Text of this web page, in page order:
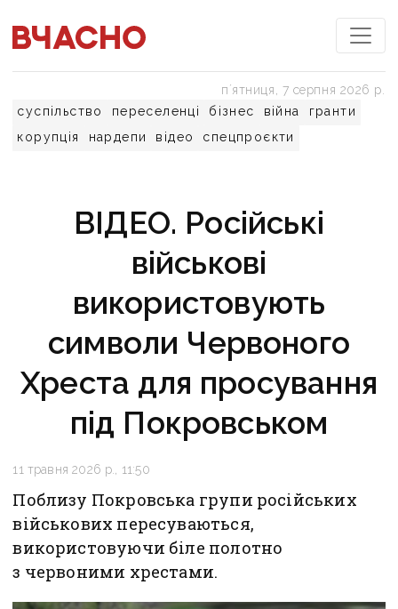
суспільство переселенці бізнес війна
гранти
корупція
нардепи відео спецпроєкти
пʼятниця, 7 серпня 2026 р.
ВІДЕО. Російські
військові
використовують
символи Червоного
Хреста для просування
під Покровськом
11 травня 2026 р., 11:50
Поблизу Покровська групи російських
військових пересуваються,
використовуючи біле полотно
з червоними хрестами.